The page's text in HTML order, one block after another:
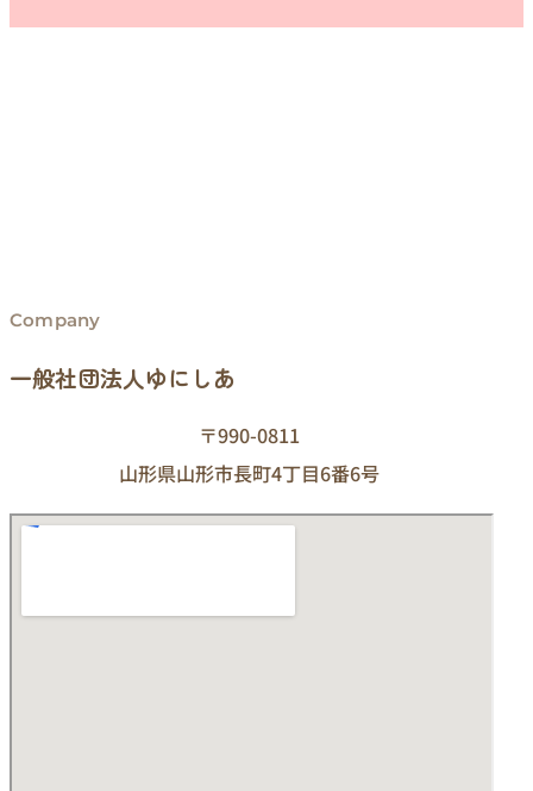
Company
一般社団法人ゆにしあ
〒990-0811
山形県山形市長町4丁目6番6号